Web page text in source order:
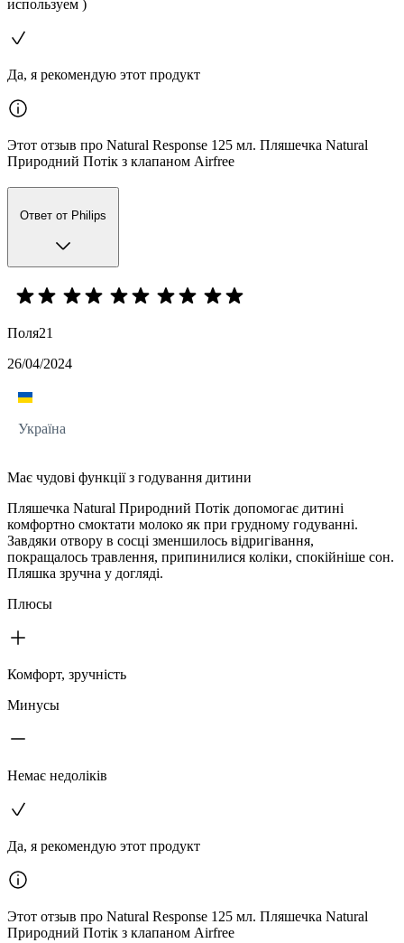
используем )
Да, я рекомендую этот продукт
Этот отзыв про Natural Response 125 мл. Пляшечка Natural
Природний Потік з клапаном Airfree
Ответ от Philips
Поля21
26/04/2024
Україна
Має чудові функції з годування дитини
Пляшечка Natural Природний Потік допомогає дитині
комфортно смоктати молоко як при грудному годуванні.
Завдяки отвору в сосці зменшилось відригівання,
покращалось травлення, припинилися коліки, спокійніше сон.
Пляшка зручна у догляді.
Плюсы
Комфорт, зручність
Минусы
Немає недоліків
Да, я рекомендую этот продукт
Этот отзыв про Natural Response 125 мл. Пляшечка Natural
Природний Потік з клапаном Airfree